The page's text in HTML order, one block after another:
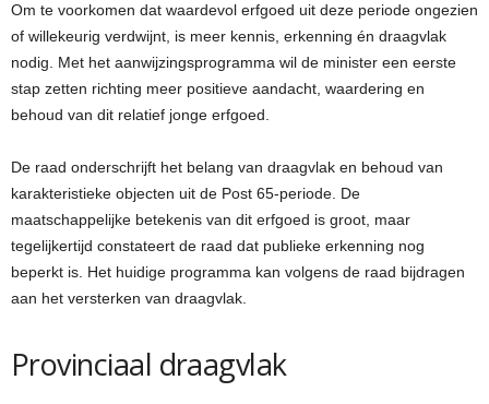
Om te voorkomen dat waardevol erfgoed uit deze periode ongezien
of willekeurig verdwijnt, is meer kennis, erkenning én draagvlak
nodig. Met het aanwijzingsprogramma wil de minister een eerste
stap zetten richting meer positieve aandacht, waardering en
behoud van dit relatief jonge erfgoed.
De raad onderschrijft het belang van draagvlak en behoud van
karakteristieke objecten uit de Post 65-periode. De
maatschappelijke betekenis van dit erfgoed is groot, maar
tegelijkertijd constateert de raad dat publieke erkenning nog
beperkt is. Het huidige programma kan volgens de raad bijdragen
aan het versterken van draagvlak.
Provinciaal draagvlak